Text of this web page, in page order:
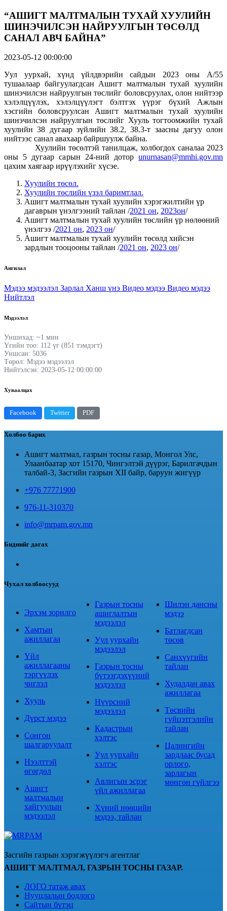
“АШИГТ МАЛТМАЛЫН ТУХАЙ ХУУЛИЙН
ШИНЭЧИЛСЭН НАЙРУУЛГЫН ТӨСӨЛД
САНАЛ АВЧ БАЙНА”
2023-05-12 00:00:00
Уул уурхай, хүнд үйлдвэрийн сайдын 2023 оны А/55
тушаалаар байгуулагдсан Ашигт малтмалын тухай хуулийн
шинэчилсэн найруулгын төслийг боловсруулах, олон нийтээр
хэлэлцүүлэх, хэлэлцүүлэгт бэлтгэх үүрэг бүхий Ажлын
хэсгийн боловсруулсан Ашигт малтмалын тухай хуулийн
шинэчилсэн найруулгын төслийг Хууль тогтоомжийн тухай
хуулийн 38 дугаар зүйлийн 38.2, 38.3-т заасны дагуу олон
нийтээс санал авахаар байршуулж байна.
Хуулийн төсөлтэй танилцаж, холбогдох саналаа 2023
оны 5 дугаар сарын 24-ний дотор unurnasan@mmhi.gov.mn
цахим хаягаар ирүүлэхийг хүсэе.
Хуулийн төсөл.
Хуулийн төслийн үзэл баримтлал.
Ашигт малтмалын тухай хуулийн хэрэгжилтийн үр
дагаврын үнэлгээний тайлан /2021 он, 2023он/
Ашигт малтмалын тухай хуулийн төслийн үр нөлөөний
үнэлгээ /2021 он, 2023 он/
Ашигт малтмалын тухай хуулийн төсөлд хийсэн
зардлын тооцооны тайлан /2021 он, 2023 он/
Ангилал
Мэдээ мэдээлэл Зарлал Ханш үнэ Видео мэдээ Видео мэдээ
Нийтлэл
Мэдээлэл
Уншихад: ~1 мин
Үгийн тоо: 112 үг (851 тэмдэгт)
Уншсан: 5036
Төрөл: Мэдээ мэдээлэл
Нийтэлсэн: 2023-05-12 00:00:00
Хуваалцах
Facebook Twitter PDF
Холбоо барих
Ашигт малтмал, газрын тосны газар, Монгол Улс,
Улаанбаатар хот 15170, Чингэлтэй дүүрэг, Барилгачдын
талбай-3, Засгийн газрын XII байр, баруун жигүүр
+976 77771900
976-11-310370
info@mrpam.gov.mn
Биднийг дагах
Чухал холбоосууд
Эрхэм зорилго
Хамтын
ажиллагаа
Үйл
ажиллагааны
тэргүүлэх
чиглэл
Хууль
Дүрст мэдээ
Сонгон
шалгаруулалт
Нээлттэй
өгөгдөл
Ашигт
малтмалын
хайгуулын
мэдээлэл
Газрын тосны
ашиглалтын
мэдээлэл
Уул уурхайн
мэдээлэл
Газрын тосны
бүтээгдэхүүний
мэдээлэл
Нүүрсний
мэдээлэл
Кадастрын
хэлтэс
Уул уурхайн
хэлтэс
Авлигын эсрэг
үйл ажиллагаа
Хүний нөөцийн
мэдээ, тайлан
Шилэн дансны
мэдээ
Батлагдсан
төсөв
Санхүүгийн
тайлан
Худалдан авах
ажиллагаа
Төсвийн
гүйцэтгэлийн
тайлан
Цалингийн
зардлаас бусад
орлого,
зарлагын
мөнгөн гүйлгээ
Засгийн газрын хэрэгжүүлэгч агентлаг
АШИГТ МАЛТМАЛ, ГАЗРЫН ТОСНЫ ГАЗАР.
ЛОГО татаж авах
Нууцлалын бодлого
Сайтын бүтэц